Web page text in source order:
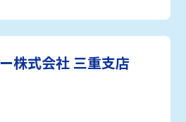
株式会社 三重支店